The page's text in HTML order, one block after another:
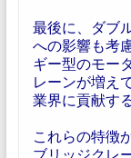
最後に、ダブ
への影響も考
ギー型のモー
レーンが増え
業界に貢献す
これらの特徴
ブリッジクレ